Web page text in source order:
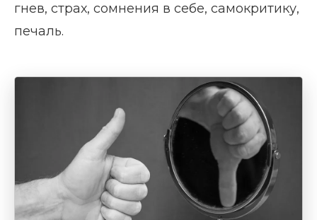
гнев, страх, сомнения в себе, самокритику,
печаль.